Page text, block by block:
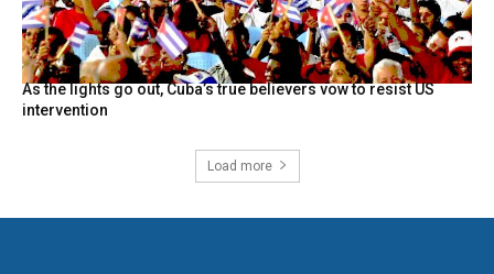
As the lights go out, Cuba’s true believers vow to resist US
intervention
Load more